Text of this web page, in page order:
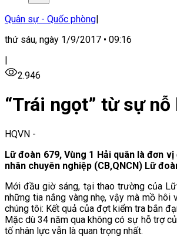
Quân sự - Quốc phòng|
thứ sáu, ngày 1/9/2017 • 09:16
|
2.946
“Trái ngọt” từ sự
HQVN -
Lữ đoàn 679, Vùng 1 Hải quân là đơn
nhân chuyên nghiệp (CB,QNCN) Lữ
Mới đầu giờ sáng, tại thao trường của
những tia nắng vàng nhẹ, vậy mà mồ
chúng tôi: Kết quả của đợt kiểm tra bắn
Mặc dù 34 năm qua không có sự hỗ trợ
tố nhân lực vẫn là quan trọng nhất.